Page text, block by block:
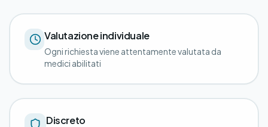
Valutazione individuale
Ogni richiesta viene attentamente valutata da
medici abilitati
Discreto